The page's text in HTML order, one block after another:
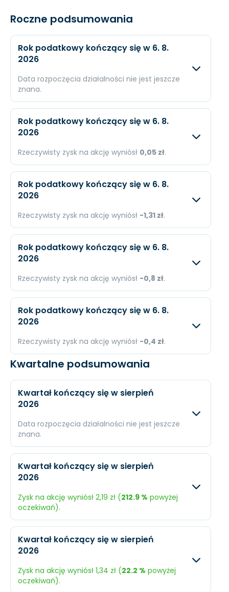
Roczne podsumowania
Rok podatkowy kończący się w 6. 8.
2026
Data rozpoczęcia działalności nie jest jeszcze
znana.
Przychody
Dochód N/A
EPS N/A
Rok podatkowy kończący się w 6. 8.
2026
Rzeczywisty zysk na akcję wyniósł 0,05 zł.
Przychody
Dochód N/A
EPS N/A
Rok podatkowy kończący się w 6. 8.
2026
Rzeczywisty zysk na akcję wyniósł -1,31 zł.
Przychody
Dochód N/A
EPS N/A
Rok podatkowy kończący się w 6. 8.
2026
Rzeczywisty zysk na akcję wyniósł -0,8 zł.
Przychody
Dochód N/A
EPS N/A
Rok podatkowy kończący się w 6. 8.
2026
Rzeczywisty zysk na akcję wyniósł -0,4 zł.
Oczekiwany
Przychody
EPS
Kwartalne podsumowania
Kwartał kończący się w sierpień
2026
Data rozpoczęcia działalności nie jest jeszcze
znana.
Przychody
Dochód 856,7 mln. zł
EPS 8,47 zł N/A
Kwartał kończący się w sierpień
2026
Zysk na akcję wyniósł 2,19 zł (212.9 % powyżej
oczekiwań).
Przychody
Dochód 70,8 mln. zł
Kwartał kończący się w sierpień
2026
Zysk na akcję wyniósł 1,34 zł (22.2 % powyżej
oczekiwań).